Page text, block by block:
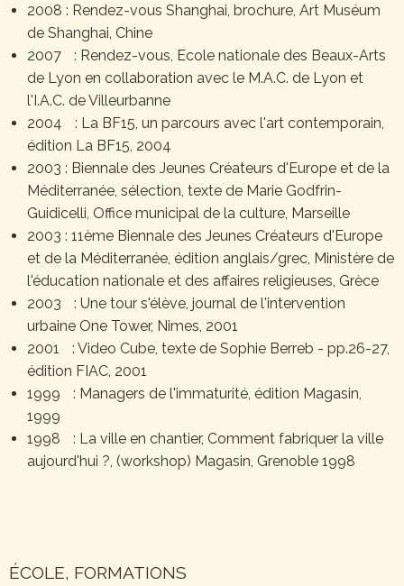
2008 : Rendez-vous Shanghai, brochure, Art Muséum
de Shanghai, Chine
2007 : Rendez-vous, Ecole nationale des Beaux-Arts
de Lyon en collaboration avec le M.A.C. de Lyon et
l'I.A.C. de Villeurbanne
2004 : La BF15, un parcours avec l'art contemporain,
édition La BF15, 2004
2003 : Biennale des Jeunes Créateurs d'Europe et de la
Méditerranée, sélection, texte de Marie Godfrin-
Guidicelli, Office municipal de la culture, Marseille
2003 : 11ème Biennale des Jeunes Créateurs d'Europe
et de la Méditerranée, édition anglais/grec, Ministère de
l'éducation nationale et des affaires religieuses, Grèce
2003 : Une tour s'élève, journal de l'intervention
urbaine One Tower, Nimes, 2001
2001 : Video Cube, texte de Sophie Berreb - pp.26-27,
édition FIAC, 2001
1999 : Managers de l'immaturité, édition Magasin,
1999
1998 : La ville en chantier, Comment fabriquer la ville
aujourd'hui ?, (workshop) Magasin, Grenoble 1998
ÉCOLE, FORMATIONS